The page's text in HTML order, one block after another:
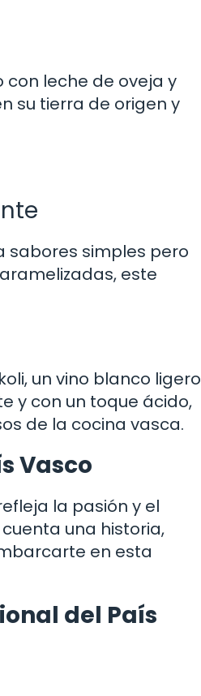
con leche de oveja y
su tierra de origen y
sabores simples pero
este
un vino blanco ligero
y con un toque ácido,
de la cocina vasca.
Vasco
la pasión y el
una historia,
en esta
del País